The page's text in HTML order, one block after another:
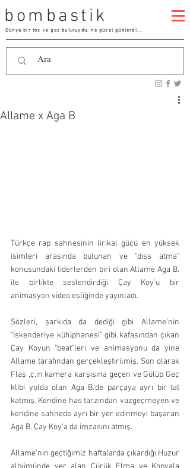
bombastik
Dünya bir toz ve gaz bulutuydu, ne güzel günlerdi...
Allame x Aga B
Türkçe rap sahnesinin lirikal gücü en yüksek
isimleri arasında bulunan ve "diss atma"
konusundaki liderlerden biri olan Allame Aga B.
ile birlikte seslendirdiği Çay Koy'u bir
animasyon video eşliğinde yayınladı.
Sözleri, şarkıda da dediği gibi Allame'nin
"İskenderiye kütüphanesi" gibi kafasından çıkan
Çay Koyun "beat"leri ve animasyonu da yine
Allame tarafından gerçekleştirilmiş. Son olarak
Flaş ,ç,in kamera karşısına geçen ve Gülüp Geç
klibi yolda olan Aga B.'de parçaya ayrı bir tat
katmış. Kendine has tarzından vazgeçmeyen ve
kendine sahnede ayrı bir yer edinmeyi başaran
Aga B. Çay Koy'a da imzasını atmış.
Allame'nin geçtiğimiz haftalarda çıkardığı Huzur